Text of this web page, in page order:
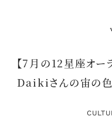
【7月の12星座オー
Daikiさんの宙の